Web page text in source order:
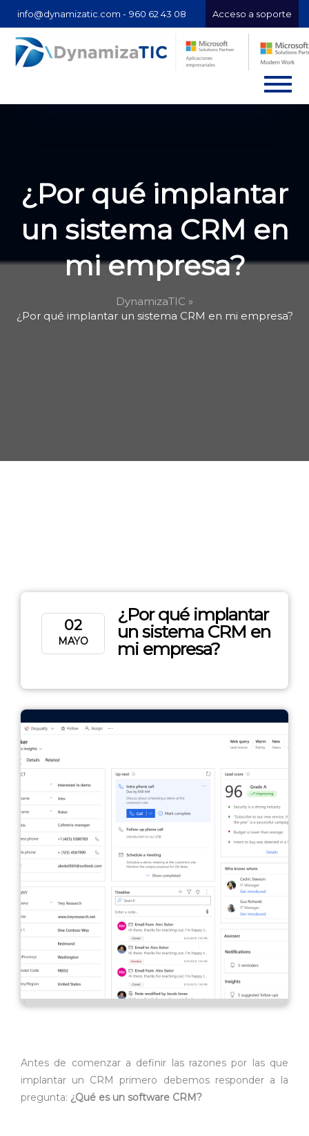
info@dynamizatic.com - 960 62 43 08 Acceso a soporte
¿Por qué implantar
un sistema CRM en
mi empresa?
DynamizaTIC »
¿Por qué implantar un sistema CRM en mi empresa?
02
MAYO
¿Por qué implantar
un sistema CRM en
mi empresa?
Antes de comenzar a definir las razones por las que
implantar un CRM primero debemos responder a la
pregunta: ¿Qué es un software CRM?